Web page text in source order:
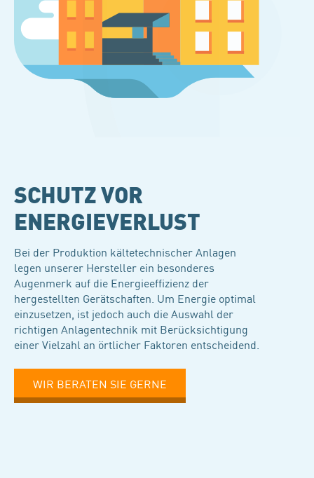
SCHUTZ VOR
ENERGIEVERLUST
Bei der Produktion kältetechnischer Anlagen
legen unserer Hersteller ein besonderes
Augenmerk auf die Energieeffizienz der
hergestellten Gerätschaften. Um Energie optimal
einzusetzen, ist jedoch auch die Auswahl der
richtigen Anlagentechnik mit Berücksichtigung
einer Vielzahl an örtlicher Faktoren entscheidend.
WIR BERATEN SIE GERNE